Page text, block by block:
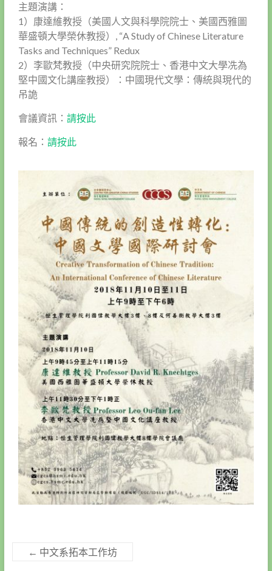
主題演講：
1）康達維教授（美國人文與科學院院士、美國西雅圖
華盛頓大學榮休教授）, “A Study of Chinese Literature
Tasks and Techniques” Redux
2）李歐梵教授（中央研究院院士、香港中文大學冼為
堅中國文化講座教授）：中國現代文學：傳統與現代的
吊詭
會議資訊： 請按此
報名： 請按此
← 中文系拓本工作坊